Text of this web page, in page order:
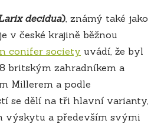
decidua), známý také jako
v české krajině běžnou
conifer society uvádí, že byl
britským zahradníkem a
Millerem a podle
se dělí na tři hlavní varianty,
výskytu a především svými